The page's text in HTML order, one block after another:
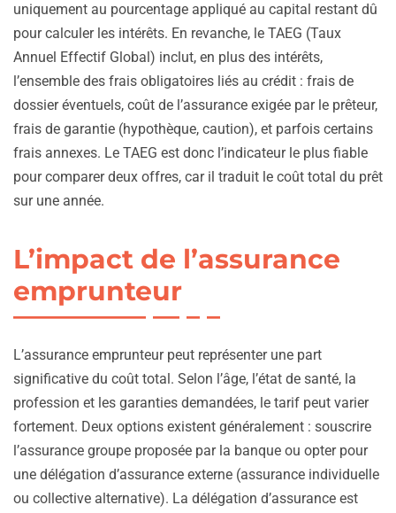
uniquement au pourcentage appliqué au capital restant dû
pour calculer les intérêts. En revanche, le TAEG (Taux
Annuel Effectif Global) inclut, en plus des intérêts,
l’ensemble des frais obligatoires liés au crédit : frais de
dossier éventuels, coût de l’assurance exigée par le prêteur,
frais de garantie (hypothèque, caution), et parfois certains
frais annexes. Le TAEG est donc l’indicateur le plus fiable
pour comparer deux offres, car il traduit le coût total du prêt
sur une année.
L’impact de l’assurance
emprunteur
L’assurance emprunteur peut représenter une part
significative du coût total. Selon l’âge, l’état de santé, la
profession et les garanties demandées, le tarif peut varier
fortement. Deux options existent généralement : souscrire
l’assurance groupe proposée par la banque ou opter pour
une délégation d’assurance externe (assurance individuelle
ou collective alternative). La délégation d’assurance est